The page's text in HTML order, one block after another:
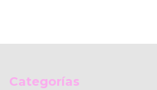
Categorías